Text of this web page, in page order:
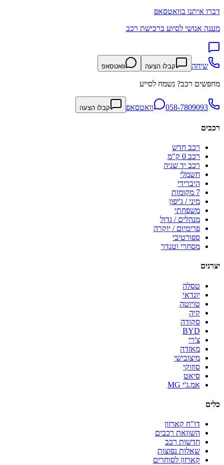
דברו איתנו בוואטסאפ
מענה אנושי לסיוע ברכישת רכב
שיחה קבלו הצעה וואטסאפ
מחפשים רכב? נשמח לסייע
058-7809093 וואטסאפ קבלו הצעה
רכבים
רכב חדש
רכב 0 ק"מ
רכב יד שניה
חשמלי
היברידי
7 מקומות
מיני / ג'יפון
משפחתי
מנהלים / גדול
פרימיום / יוקרה
ספורטיבי
מסחרי וטנדר
יצרנים
טסלה
יונדאי
טויוטה
קיה
סקודה
BYD
צ'רי
מאזדה
מיצובישי
סוזוקי
סיאט
אמ.ג'י MG
כלים
דו"ח קארזון
השוואת רכבים
חדשות רכב
שאלות נפוצות
קארזון לסוחרים